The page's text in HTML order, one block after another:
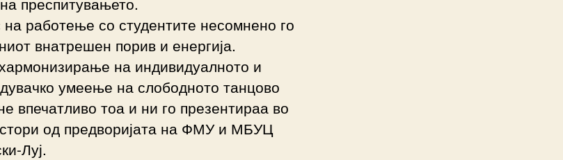
на работење со студентите несомнено го
внатрешен порив и енергија.
на индивидуалното и
умеење на слободното танцово
тоа и ни го презентираа во
од предворијата на ФМУ и МБУЦ
Луј.